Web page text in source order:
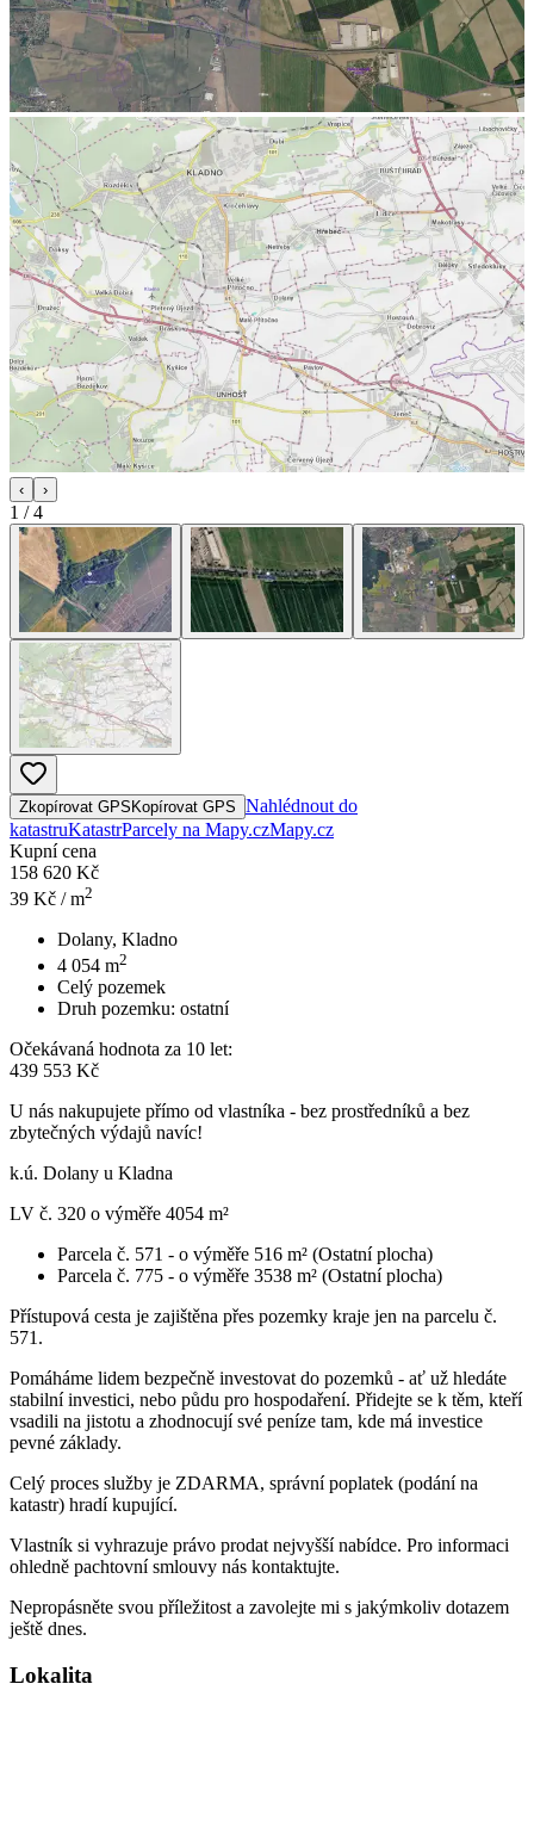
‹ ›
1 /4
Zkopírovat GPSKopírovat GPS Nahlédnout do
katastruKatastrParcely na Mapy.czMapy.cz
Kupní cena
158 620 Kč
39 Kč / m2
Dolany, Kladno
4 054 m2
Celý pozemek
Druh pozemku: ostatní
Očekávaná hodnota za 10 let:
439 553 Kč
U nás nakupujete přímo od vlastníka - bez prostředníků a bez
zbytečných výdajů navíc!
k.ú. Dolany u Kladna
LV č. 320 o výměře 4054 m²
Parcela č. 571 - o výměře 516 m² (Ostatní plocha)
Parcela č. 775 - o výměře 3538 m² (Ostatní plocha)
Přístupová cesta je zajištěna přes pozemky kraje jen na parcelu č.
571.
Pomáháme lidem bezpečně investovat do pozemků - ať už hledáte
stabilní investici, nebo půdu pro hospodaření. Přidejte se k těm, kteří
vsadili na jistotu a zhodnocují své peníze tam, kde má investice
pevné základy.
Celý proces služby je ZDARMA, správní poplatek (podání na
katastr) hradí kupující.
Vlastník si vyhrazuje právo prodat nejvyšší nabídce. Pro informaci
ohledně pachtovní smlouvy nás kontaktujte.
Nepropásněte svou příležitost a zavolejte mi s jakýmkoliv dotazem
ještě dnes.
Lokalita